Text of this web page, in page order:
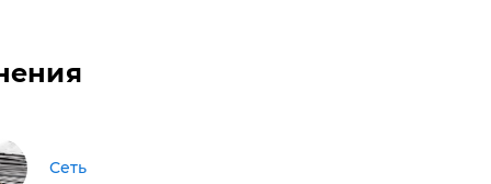
Сеть